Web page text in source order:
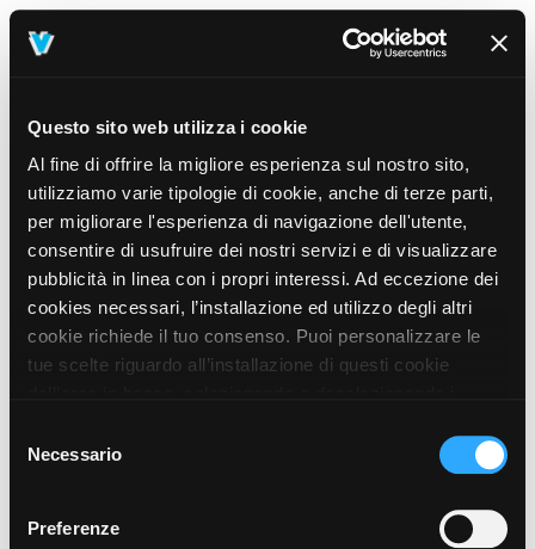
Questo sito web utilizza i cookie
Al fine di offrire la migliore esperienza sul nostro sito,
utilizziamo varie tipologie di cookie, anche di terze parti,
per migliorare l'esperienza di navigazione dell'utente,
consentire di usufruire dei nostri servizi e di visualizzare
pubblicità in linea con i propri interessi. Ad eccezione dei
cookies necessari, l’installazione ed utilizzo degli altri
cookie richiede il tuo consenso. Puoi personalizzare le
tue scelte riguardo all’installazione di questi cookie
prosegui” o decidere di accettare tutti i cookie, cliccando
sul pulsante “Accetta tutti i cookie”. Cliccando sul tasto
unicamente i cookie necessari alla navigazione. Per
delNecessario
Preferenze
404